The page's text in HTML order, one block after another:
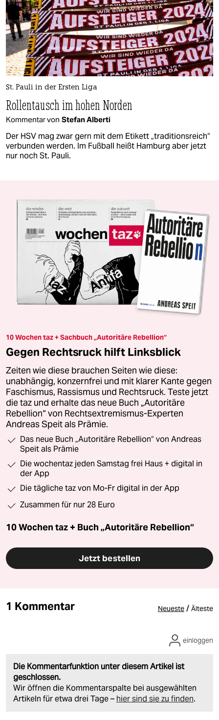
St. Pauli in der Ersten Liga
Rollentausch im hohen Norden
Kommentar von Stefan Alberti
Der HSV mag zwar gern mit dem Etikett „traditionsreich“
verbunden werden. Im Fußball heißt Hamburg aber jetzt
nur noch St. Pauli.
10 Wochen taz + Sachbuch „Autoritäre Rebellion“
Gegen Rechtsruck hilft Linksblick
Zeiten wie diese brauchen Seiten wie diese:
unabhängig, konzernfrei und mit klarer Kante gegen
Faschismus, Rassismus und Rechtsruck. Teste jetzt
die taz und erhalte das neue Buch „Autoritäre
Rebellion“ von Rechtsextremismus-Experten
Andreas Speit als Prämie.
Das neue Buch „Autoritäre Rebellion“ von Andreas
Speit als Prämie
Die wochentaz jeden Samstag frei Haus + digital in
der App
Die tägliche taz von Mo-Fr digital in der App
Zusammen für nur 28 Euro
10 Wochen taz + Buch „Autoritäre Rebellion“
Jetzt bestellen
1 Kommentar Neueste / Älteste
Die Kommentarfunktion unter diesem Artikel ist
geschlossen.
Wir öffnen die Kommentarspalte bei ausgewählten
Artikeln für etwa drei Tage – hier sind sie zu finden.
einloggen